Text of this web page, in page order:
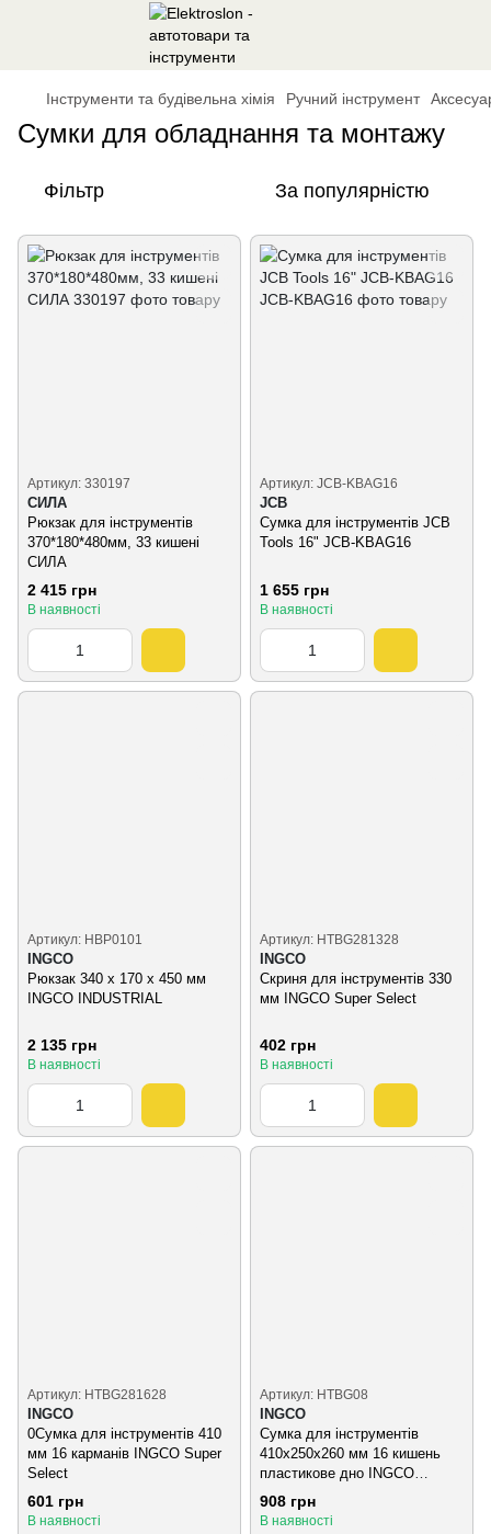
Інструменти та будівельна хімія Ручний інструмент
Сумки для обладнання та монтажу
Фільтр За популярністю
Артикул: 330197
СИЛА
Рюкзак для інструментів
370*180*480мм, 33 кишені
СИЛА
2 415 грн
В наявності
Артикул: JCB-KBAG16
JCB
Сумка для інструментів JCB
Tools 16" JCB-KBAG16
1 655 грн
В наявності
Артикул: HBP0101
INGCO
Рюкзак 340 x 170 x 450 мм
INGCO INDUSTRIAL
2 135 грн
В наявності
Артикул: HTBG281328
INGCO
Скриня для інструментів 330
мм INGCO Super Select
402 грн
В наявності
Артикул: HTBG281628
INGCO
0Cумка для інструментів 410
мм 16 карманів INGCO Super
Select
601 грн
В наявності
Артикул: HTBG08
INGCO
Сумка для інструментів
410х250х260 мм 16 кишень
пластикове дно INGCO
INDUSTRIAL
908 грн
В наявності